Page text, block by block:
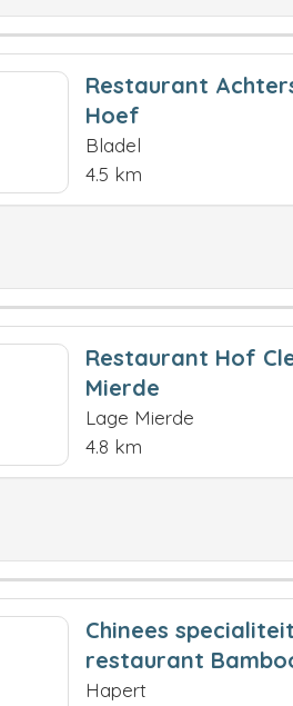
Restaurant
Hoef
Bladel
4.5 km
Restaurant Hof
Mierde
Lage Mierde
4.8 km
Chinees
restaurant
Hapert